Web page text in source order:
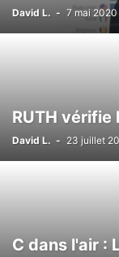
David L. - 7 mai 2020
RUTH
David L. - 23 juillet
C dans l'air :